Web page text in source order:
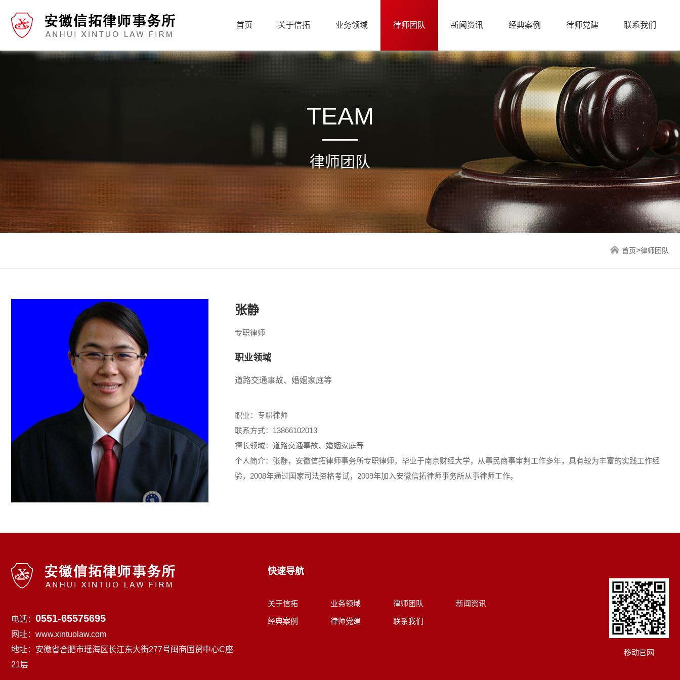
首页 关于信拓 业务领域 律师团队 新闻资讯 经典案例 律师党建 联系我们
TEAM
律师团队
首页>律师团队
张静
专职律师
职业领域
道路交通事故、婚姻家庭等
职业：专职律师
联系方式：13866102013
擅长领域：道路交通事故、婚姻家庭等
个人简介：张静，安徽信拓律师事务所专职律师，毕业于南京财经大学，从事民商事审判工作多年，具有较为丰富的实践工作经
验，2008年通过国家司法资格考试，2009年加入安徽信拓律师事务所从事律师工作。
电话： 0551-65575695
网址：www.xintuolaw.com
地址：安徽省合肥市瑶海区长江东大街277号闽商国贸中心C座
21层
快速导航
关于信拓 业务领域 律师团队 新闻资讯
经典案例 律师党建 联系我们
移动官网